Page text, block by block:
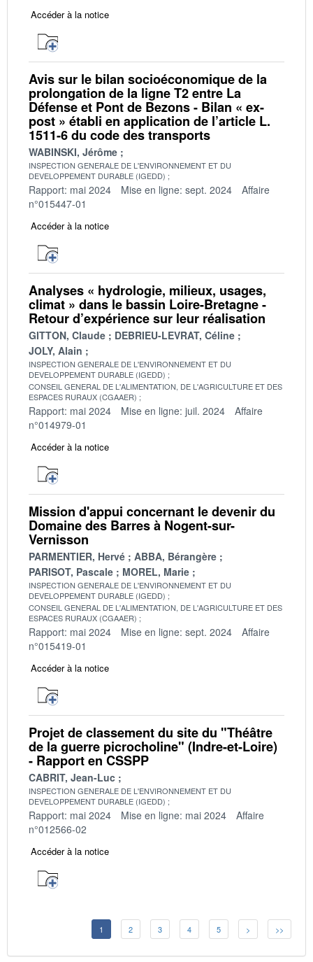
Accéder à la notice
Avis sur le bilan socioéconomique de la
prolongation de la ligne T2 entre La
Défense et Pont de Bezons - Bilan « ex-
post » établi en application de l’article L.
1511-6 du code des transports
WABINSKI, Jérôme
INSPECTION GENERALE DE L'ENVIRONNEMENT ET DU
DEVELOPPEMENT DURABLE (IGEDD)
Rapport: mai 2024 Mise en ligne: sept. 2024
Affaire
n°015447-01
Accéder à la notice
Analyses « hydrologie, milieux, usages,
climat » dans le bassin Loire-Bretagne -
Retour d’expérience sur leur réalisation
GITTON, Claude
DEBRIEU-LEVRAT, Céline
JOLY, Alain
INSPECTION GENERALE DE L'ENVIRONNEMENT ET DU
DEVELOPPEMENT DURABLE (IGEDD)
CONSEIL GENERAL DE L'ALIMENTATION, DE L'AGRICULTURE ET DES
ESPACES RURAUX (CGAAER)
Rapport: mai 2024 Mise en ligne: juil. 2024
Affaire
n°014979-01
Accéder à la notice
Mission d'appui concernant le devenir du
Domaine des Barres à Nogent-sur-
Vernisson
PARMENTIER, Hervé
ABBA, Bérangère
PARISOT, Pascale
MOREL, Marie
INSPECTION GENERALE DE L'ENVIRONNEMENT ET DU
DEVELOPPEMENT DURABLE (IGEDD)
CONSEIL GENERAL DE L'ALIMENTATION, DE L'AGRICULTURE ET DES
ESPACES RURAUX (CGAAER)
Rapport: mai 2024 Mise en ligne: sept. 2024
Affaire
n°015419-01
Accéder à la notice
Projet de classement du site du "Théâtre
de la guerre picrocholine" (Indre-et-Loire)
- Rapport en CSSPP
CABRIT, Jean-Luc
INSPECTION GENERALE DE L'ENVIRONNEMENT ET DU
DEVELOPPEMENT DURABLE (IGEDD)
Rapport: mai 2024 Mise en ligne: mai 2024
Affaire
n°012566-02
Accéder à la notice
1 2 3 4 5 > >>